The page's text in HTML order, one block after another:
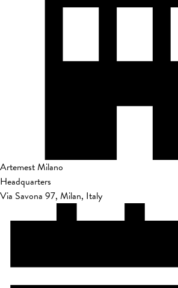
Artemest Milano
Headquarters
Via Savona 97, Milan, Italy